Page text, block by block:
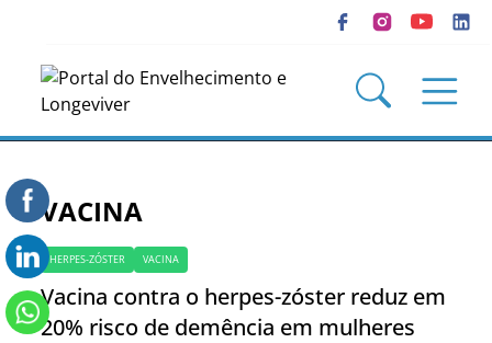
VACINA
HERPES-ZÓSTER VACINA
Vacina contra o herpes-zóster reduz em
20% risco de demência em mulheres